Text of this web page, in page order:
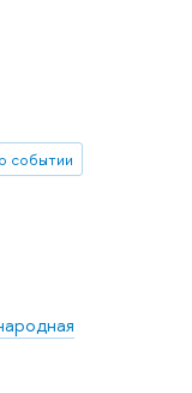
событии